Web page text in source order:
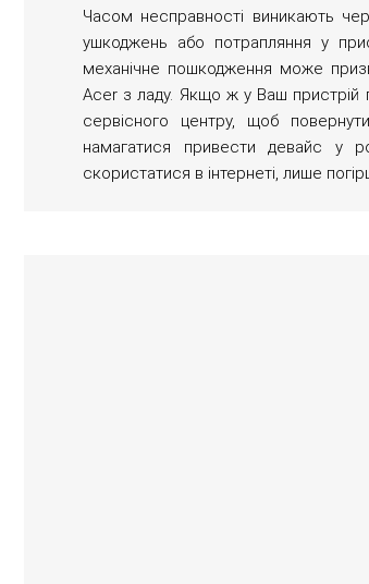
Часом несправності виникають
ушкоджень або потрапляння у
механічне пошкодження може
Acer з ладу. Якщо ж у Ваш пристрій
сервісного центру, щоб
намагатися привести девайс у
скористатися в інтернеті, лише